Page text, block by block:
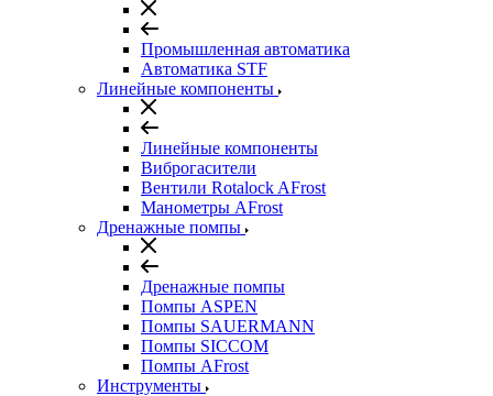
Промышленная автоматика
Автоматика STF
Линейные компоненты
Линейные компоненты
Виброгасители
Вентили Rotalock AFrost
Манометры AFrost
Дренажные помпы
Дренажные помпы
Помпы ASPEN
Помпы SAUERMANN
Помпы SICCOM
Помпы AFrost
Инструменты